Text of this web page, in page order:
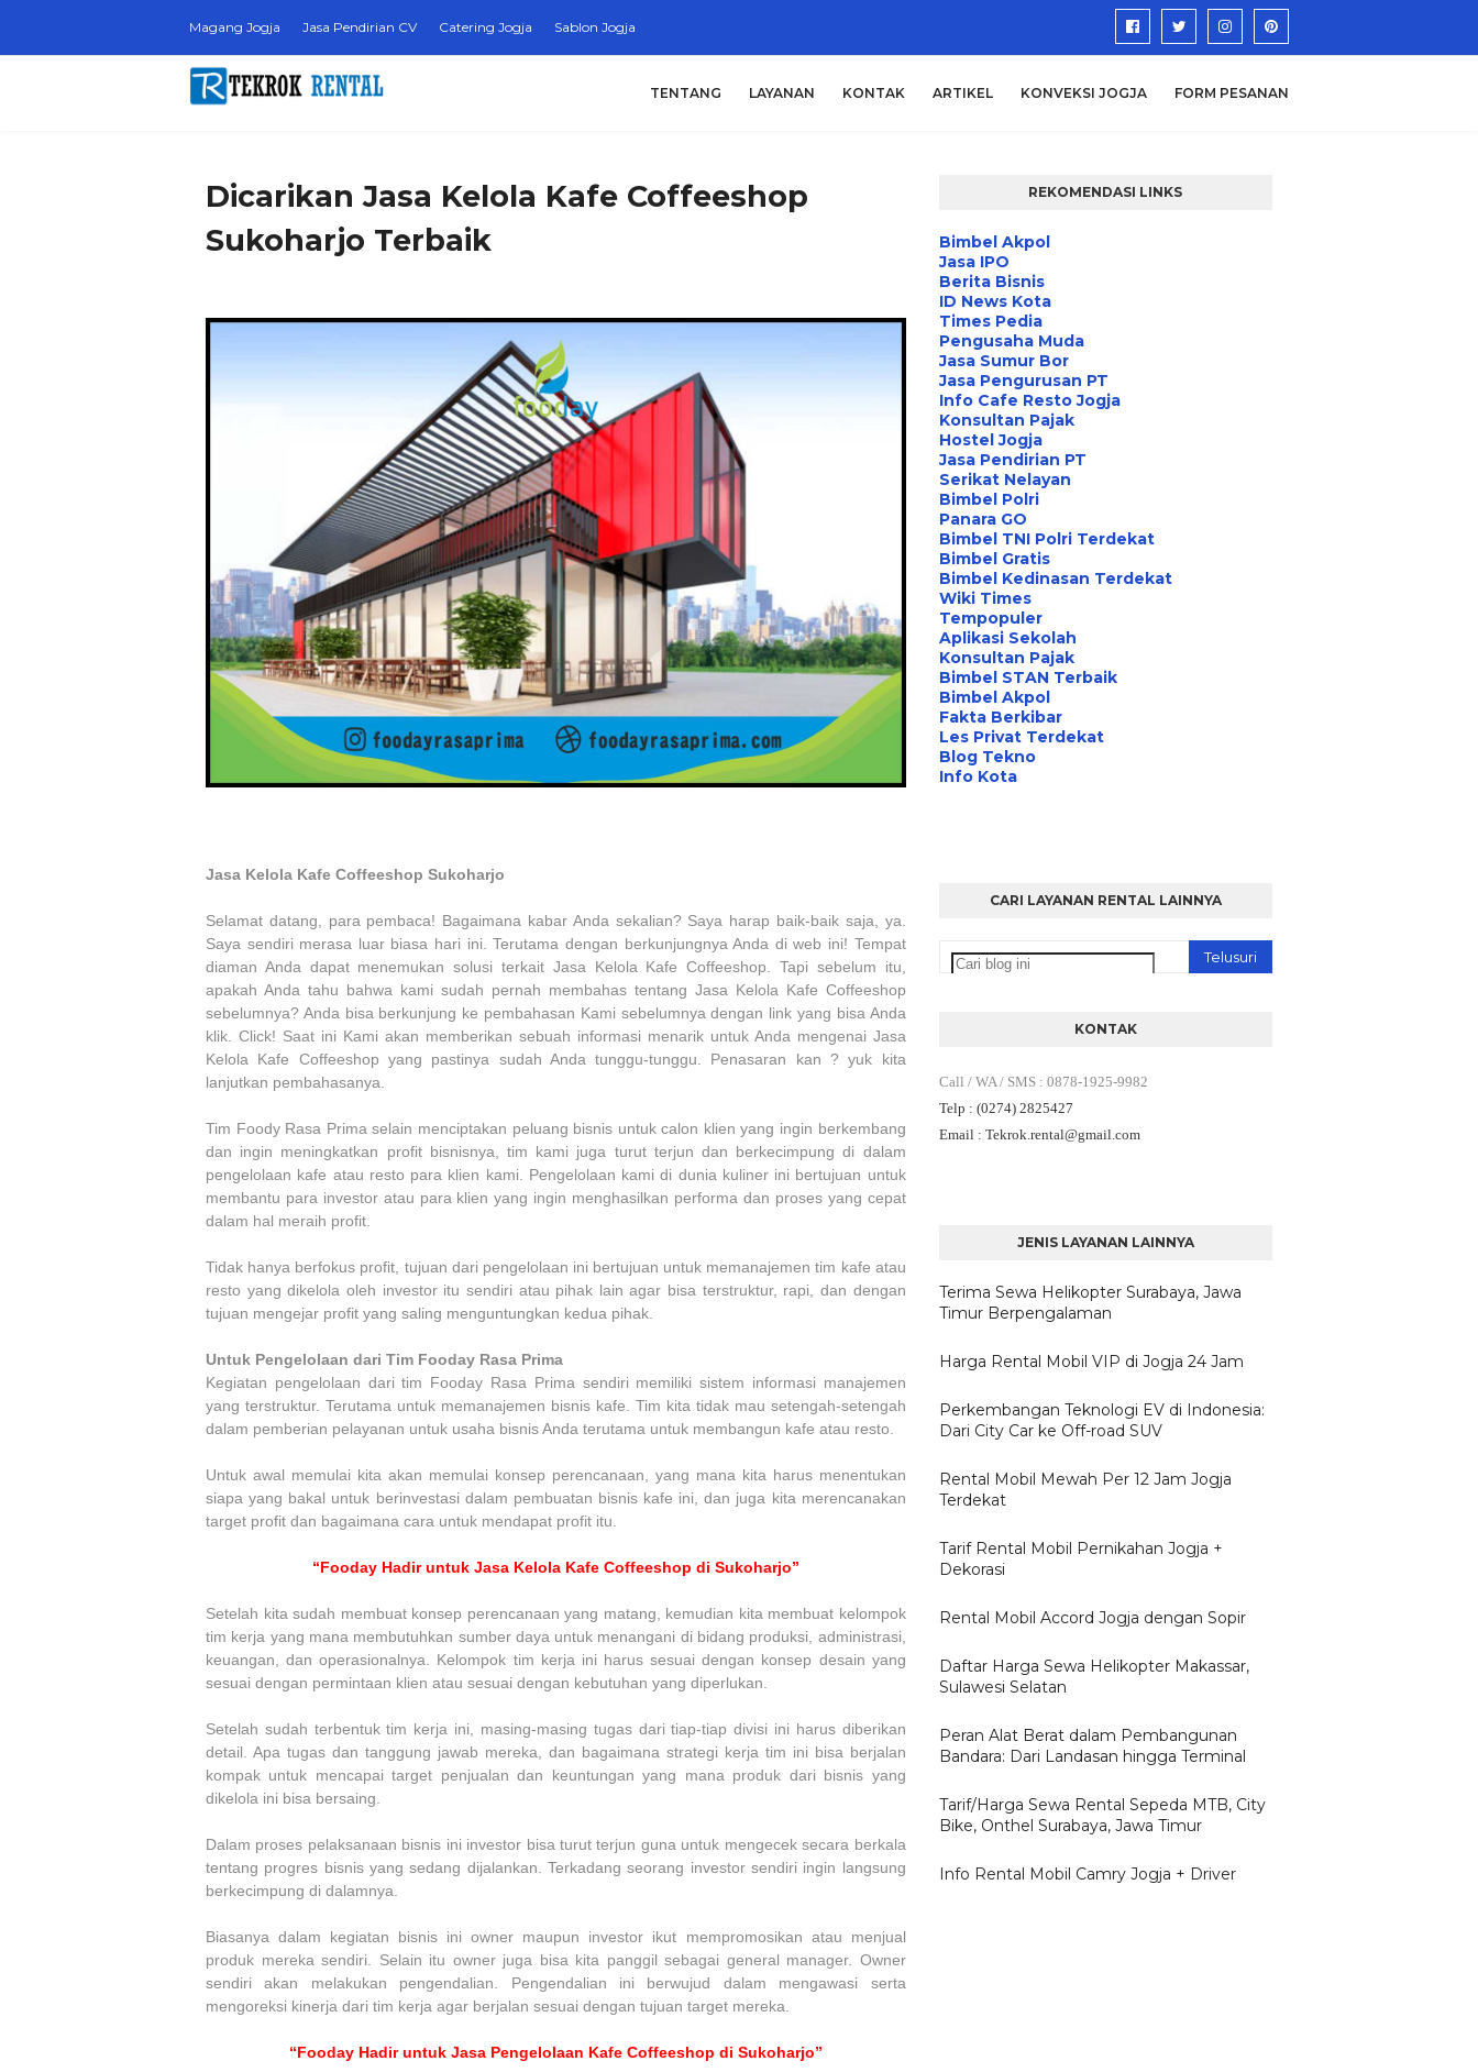
Magang Jogja Jasa Pendirian CV Catering Jogja Sablon Jogja
TENTANG LAYANAN KONTAK ARTIKEL KONVEKSI JOGJA FORM PESANAN
Dicarikan Jasa Kelola Kafe Coffeeshop
Sukoharjo Terbaik
Jasa Kelola Kafe Coffeeshop Sukoharjo
Selamat datang, para pembaca! Bagaimana kabar Anda sekalian? Saya harap baik-baik saja, ya.
Saya sendiri merasa luar biasa hari ini. Terutama dengan berkunjungnya Anda di web ini! Tempat
diaman Anda dapat menemukan solusi terkait Jasa Kelola Kafe Coffeeshop. Tapi sebelum itu,
apakah Anda tahu bahwa kami sudah pernah membahas tentang Jasa Kelola Kafe Coffeeshop
sebelumnya? Anda bisa berkunjung ke pembahasan Kami sebelumnya dengan link yang bisa Anda
klik. Click! Saat ini Kami akan memberikan sebuah informasi menarik untuk Anda mengenai Jasa
Kelola Kafe Coffeeshop yang pastinya sudah Anda tunggu-tunggu. Penasaran kan ? yuk kita
lanjutkan pembahasanya.
Tim Foody Rasa Prima selain menciptakan peluang bisnis untuk calon klien yang ingin berkembang
dan ingin meningkatkan profit bisnisnya, tim kami juga turut terjun dan berkecimpung di dalam
pengelolaan kafe atau resto para klien kami. Pengelolaan kami di dunia kuliner ini bertujuan untuk
membantu para investor atau para klien yang ingin menghasilkan performa dan proses yang cepat
dalam hal meraih profit.
Tidak hanya berfokus profit, tujuan dari pengelolaan ini bertujuan untuk memanajemen tim kafe atau
resto yang dikelola oleh investor itu sendiri atau pihak lain agar bisa terstruktur, rapi, dan dengan
tujuan mengejar profit yang saling menguntungkan kedua pihak.
Untuk Pengelolaan dari Tim Fooday Rasa Prima
Kegiatan pengelolaan dari tim Fooday Rasa Prima sendiri memiliki sistem informasi manajemen
yang terstruktur. Terutama untuk memanajemen bisnis kafe. Tim kita tidak mau setengah-setengah
dalam pemberian pelayanan untuk usaha bisnis Anda terutama untuk membangun kafe atau resto.
Untuk awal memulai kita akan memulai konsep perencanaan, yang mana kita harus menentukan
siapa yang bakal untuk berinvestasi dalam pembuatan bisnis kafe ini, dan juga kita merencanakan
target profit dan bagaimana cara untuk mendapat profit itu.
“Fooday Hadir untuk Jasa Kelola Kafe Coffeeshop di Sukoharjo”
Setelah kita sudah membuat konsep perencanaan yang matang, kemudian kita membuat kelompok
tim kerja yang mana membutuhkan sumber daya untuk menangani di bidang produksi, administrasi,
keuangan, dan operasionalnya. Kelompok tim kerja ini harus sesuai dengan konsep desain yang
sesuai dengan permintaan klien atau sesuai dengan kebutuhan yang diperlukan.
Setelah sudah terbentuk tim kerja ini, masing-masing tugas dari tiap-tiap divisi ini harus diberikan
detail. Apa tugas dan tanggung jawab mereka, dan bagaimana strategi kerja tim ini bisa berjalan
kompak untuk mencapai target penjualan dan keuntungan yang mana produk dari bisnis yang
dikelola ini bisa bersaing.
Dalam proses pelaksanaan bisnis ini investor bisa turut terjun guna untuk mengecek secara berkala
tentang progres bisnis yang sedang dijalankan. Terkadang seorang investor sendiri ingin langsung
berkecimpung di dalamnya.
Biasanya dalam kegiatan bisnis ini owner maupun investor ikut mempromosikan atau menjual
produk mereka sendiri. Selain itu owner juga bisa kita panggil sebagai general manager. Owner
sendiri akan melakukan pengendalian. Pengendalian ini berwujud dalam mengawasi serta
mengoreksi kinerja dari tim kerja agar berjalan sesuai dengan tujuan target mereka.
“Fooday Hadir untuk Jasa Pengelolaan Kafe Coffeeshop di Sukoharjo”
REKOMENDASI LINKS
Bimbel Akpol
Jasa IPO
Berita Bisnis
ID News Kota
Times Pedia
Pengusaha Muda
Jasa Sumur Bor
Jasa Pengurusan PT
Info Cafe Resto Jogja
Konsultan Pajak
Hostel Jogja
Jasa Pendirian PT
Serikat Nelayan
Bimbel Polri
Panara GO
Bimbel TNI Polri Terdekat
Bimbel Gratis
Bimbel Kedinasan Terdekat
Wiki Times
Tempopuler
Aplikasi Sekolah
Konsultan Pajak
Bimbel STAN Terbaik
Bimbel Akpol
Fakta Berkibar
Les Privat Terdekat
Blog Tekno
Info Kota
CARI LAYANAN RENTAL LAINNYA
KONTAK
Call / WA / SMS : 0878-1925-9982
Telp : (0274) 2825427
Email : Tekrok.rental@gmail.com
JENIS LAYANAN LAINNYA
Terima Sewa Helikopter Surabaya, Jawa
Timur Berpengalaman
Harga Rental Mobil VIP di Jogja 24 Jam
Perkembangan Teknologi EV di Indonesia:
Dari City Car ke Off-road SUV
Rental Mobil Mewah Per 12 Jam Jogja
Terdekat
Tarif Rental Mobil Pernikahan Jogja +
Dekorasi
Rental Mobil Accord Jogja dengan Sopir
Daftar Harga Sewa Helikopter Makassar,
Sulawesi Selatan
Peran Alat Berat dalam Pembangunan
Bandara: Dari Landasan hingga Terminal
Tarif/Harga Sewa Rental Sepeda MTB, City
Bike, Onthel Surabaya, Jawa Timur
Info Rental Mobil Camry Jogja + Driver